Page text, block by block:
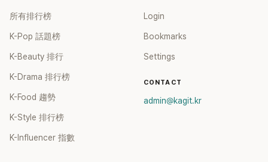
所有排行榜
K-Pop 話題榜
K-Beauty 排行
K-Drama 排行榜
K-Food 趨勢
K-Style 排行榜
K-Influencer 指數
Login
Bookmarks
Settings
CONTACT
admin@kagit.kr